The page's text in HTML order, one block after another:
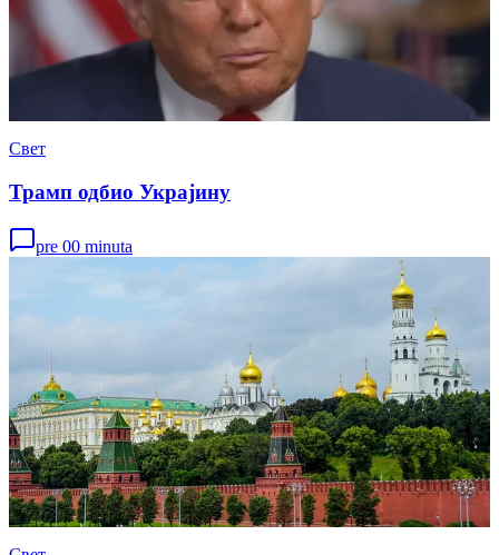
Свет
Трамп одбио Украјину
pre 00 minuta